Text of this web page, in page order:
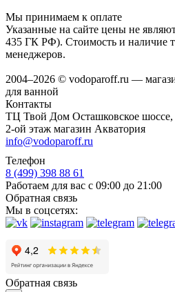
Мы принимаем к оплате
Указанные на сайте цены не
435 ГК РФ). Стоимость и наличие
менеджеров.
2004–2026 © vodoparoff.ru —
для ванной
Контакты
ТЦ Твой Дом Осташковское шоссе,
2-ой этаж магазин Акватория
info@vodoparoff.ru
Телефон
8 (499) 398 88 61
Работаем для вас с 09:00 до 21:00
Обратная связь
Мы в соцсетях:
Обратная связь